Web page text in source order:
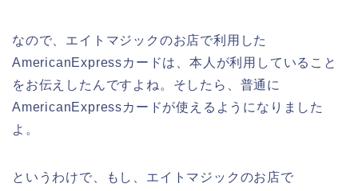
なので、エイトマジックのお店で利用した
AmericanExpressカードは、本人が利用していること
をお伝えしたんですよね。そしたら、普通に
AmericanExpressカードが使えるようになりました
よ。
というわけで、もし、エイトマジックのお店で